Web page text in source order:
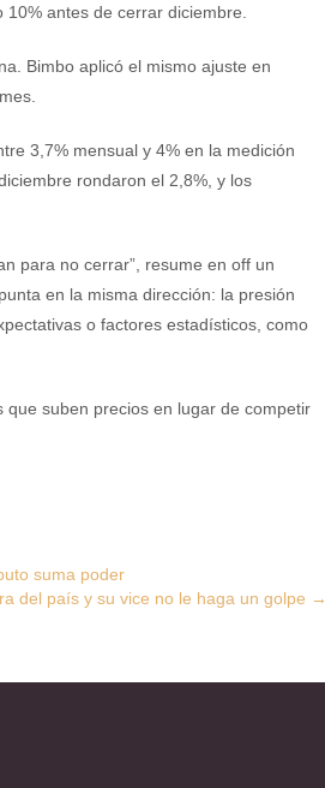
antes de cerrar diciembre.
Bimbo aplicó el mismo ajuste en
3,7% mensual y 4% en la medición
rondaron el 2,8%, y los
para no cerrar”, resume en off un
en la misma dirección: la presión
o factores estadísticos, como
suben precios en lugar de competir
suma poder
del país y su vice no le haga un golpe →